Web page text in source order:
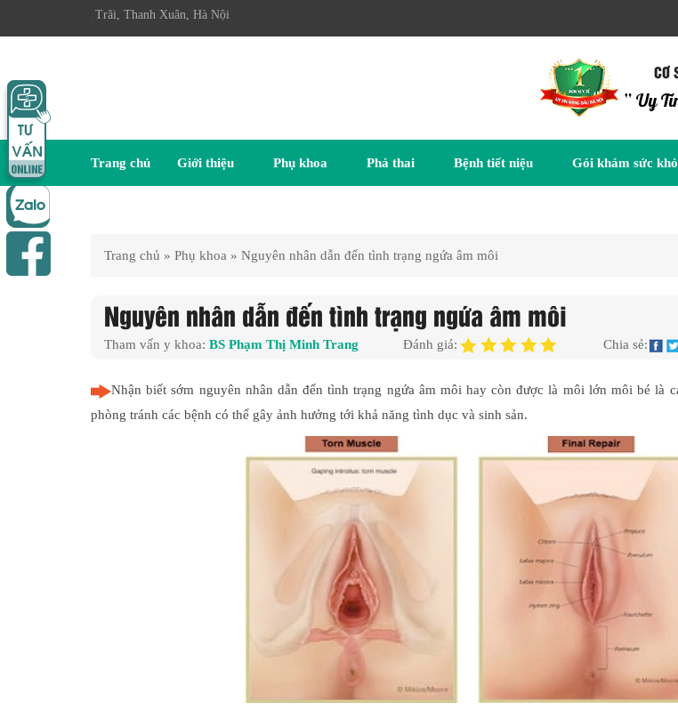
Trãi, Thanh Xuân, Hà Nội
CƠ
“ Uy
Trang chủ Giới thiệu Phụ khoa Phá thai Bệnh tiết niệu Gói khám sức
Trang chủ » Phụ khoa » Nguyên nhân dẫn đến tình trạng ngứa âm môi
Nguyên nhân dẫn đến tình trạng ngứa âm môi
Tham vấn y khoa: BS Phạm Thị Minh Trang Đánh giá: Chia sẻ:
Nhận biết sớm nguyên nhân dẫn đến tình trạng ngứa âm môi hay còn được là môi lớn môi bé là
phòng tránh các bệnh có thể gây ảnh hưởng tới khả năng tình dục và sinh sản.